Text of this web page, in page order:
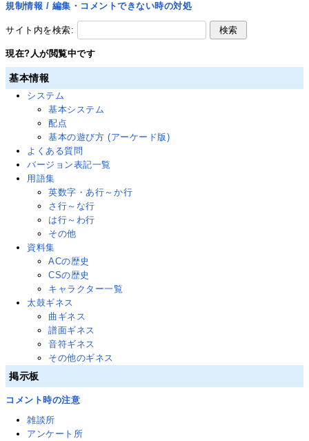
規制情報 / 編集・コメントできない時の対処
サイト内を検索:
現在?人が閲覧中です
基本情報
システム
基本システム
配点
基本の遊び方 (アーケード版)
よくある質問
バージョン表記一覧
用語集
英数字・あ行～か行
さ行～な行
は行～わ行
その他
資料集
ACの歴史
CSの歴史
キャラクター一覧
太鼓ギネス
曲ギネス
譜面ギネス
音符ギネス
その他のギネス
掲示板
コメント時の注意
雑談所
アンケート所